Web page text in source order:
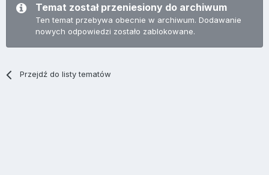
Temat został przeniesiony do archiwum
Ten temat przebywa obecnie w archiwum. Dodawanie
nowych odpowiedzi zostało zablokowane.
Przejdź do listy tematów